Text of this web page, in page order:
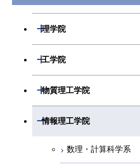
理学院
開閉
化学系
工学院
開閉
機械系
物質理工学院
開閉
材料系
応用化学系
情報理工学院
開閉
数理・計算科学系